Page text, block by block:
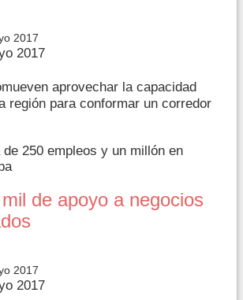
2017
2017
aprovechar la capacidad
región para conformar un corredor
250 empleos y un millón en
de apoyo a negocios
2017
2017